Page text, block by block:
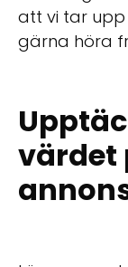
att vi tar upp
gärna höra
värdet